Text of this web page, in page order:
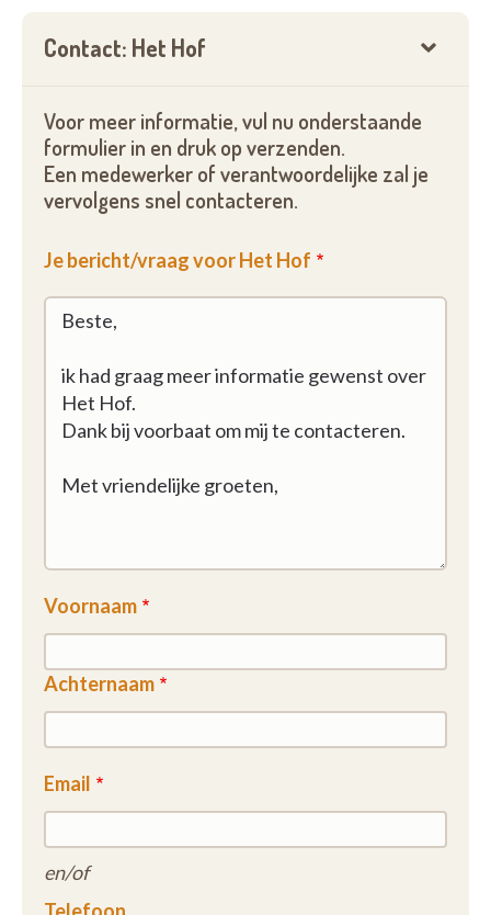
Contact: Het Hof
Voor meer informatie, vul nu onderstaande
formulier in en druk op verzenden.
Een medewerker of verantwoordelijke zal je
vervolgens snel contacteren.
Je bericht/vraag voor Het Hof
Voornaam
Achternaam
Email
en/of
Telefoon